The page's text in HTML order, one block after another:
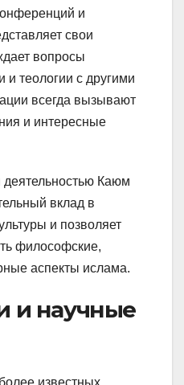
и
свои
вопросы
теологии с другими
всегда вызывают
и интересные
Каюм
вклад в
и позволяет
философские,
аспекты ислама.
и научные
известных